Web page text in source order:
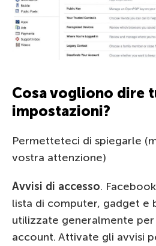
Cosa vogliono dire
impostazioni?
Permetteteci di spiegarle
vostra attenzione)
Avvisi di accesso.
lista di computer, gadget e
utilizzate generalmente
account. Attivate gli avvisi